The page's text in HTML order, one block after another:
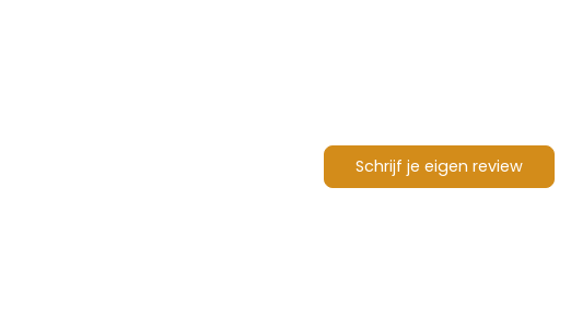
Schrijf je eigen review